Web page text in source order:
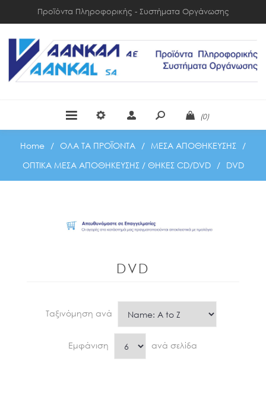
Προϊόντα Πληροφορικής - Συστήματα Οργάνωσης
(0)
Home / ΟΛΑ ΤΑ ΠΡΟΪΟΝΤΑ / ΜΕΣΑ ΑΠΟΘΗΚΕΥΣΗΣ /
ΟΠΤΙΚΑ ΜΕΣΑ ΑΠΟΘΗΚΕΥΣΗΣ / ΘΗΚΕΣ CD/DVD
/ DVD
DVD
Ταξινόμηση ανά
Εμφάνιση ανά σελίδα